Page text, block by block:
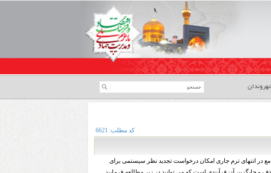
کد مطلب: 6621
در انتهای ترم جاری امکان درخواست تجدید نظر سیستمی برای